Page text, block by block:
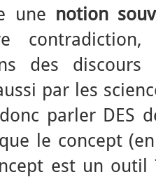
une notion
des discours
par les
parler DES
le concept
est un